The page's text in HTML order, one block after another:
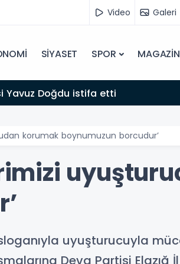
Video Galeri
SİYASET SPOR MAGAZİN
Yavuz Doğdu istifa etti
korumak boynumuzun borcudur’
sloganıyla uyuşturucuyla
Deva Partisi Elazığ